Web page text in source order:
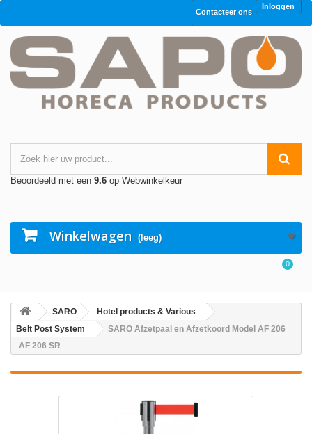
Inloggen
Contacteer ons
Beoordeeld met een 9.6 op Webwinkelkeur
Winkelwagen (leeg)
0
SARO
Hotel products & Various
Belt Post System
SARO Afzetpaal en Afzetkoord Model AF 206
AF 206 SR